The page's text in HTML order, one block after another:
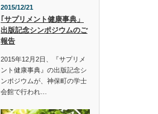
2015/12/21
｢サプリメント健康事典」
出版記念シンポジウムのご
報告
2015年12月2日、『サプリメ
ント健康事典』の出版記念シ
ンポジウムが、神保町の学士
会館で行われ…